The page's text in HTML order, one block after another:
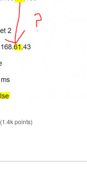
(1.4kpoints)